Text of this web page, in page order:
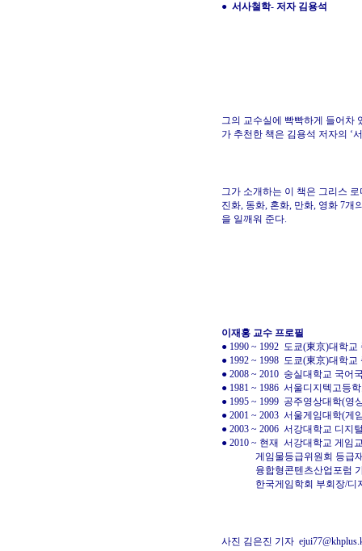
● 서사철학- 저자 김용석
그의 교수실에 빡빡하게 들어차
가 추천한 책은 김용석 저자의 ‘
그가 소개하는 이 책은 그리스
진화, 동화, 혼화, 만화, 영화 7개
을 일깨워 준다.
이재홍 교수 프로필
● 1990 ~ 1992 도쿄(東京)대학
● 1992 ~ 1998 도쿄(東京)대학
● 2008 ~ 2010 숭실대학교 국어
● 1981 ~ 1986 서울디지텍고등
● 1995 ~ 1999 공주영상대학(영
● 2001 ~ 2003 서울게임대학(게
● 2003 ~ 2006 서강대학교 디지
● 2010 ~ 현재 서강대학교 게임
게임물등급위원회 등급재
융합형콘텐츠산업포럼 가
한국게임학회 부회장/디지
사진 김은진 기자